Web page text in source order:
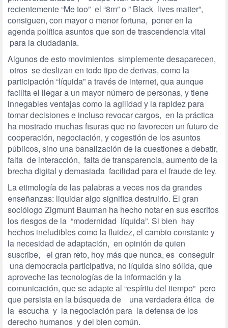
recientemente “Me too” el “8m” o ” Black lives matter”,
consiguen, con mayor o menor fortuna, poner en la
agenda política asuntos que son de trascendencia vital
para la ciudadanía.
Algunos de esto movimientos simplemente desaparecen,
otros se deslizan en todo tipo de derivas, como la
participación “líquida” a través de internet, qua aunque
facilita el llegar a un mayor número de personas, y tiene
innegables ventajas como la agilidad y la rapidez para
tomar decisiones e incluso revocar cargos, en la práctica
ha mostrado muchas fisuras que no favorecen un futuro de
cooperación, negociación, y cogestión de los asuntos
públicos, sino una banalización de la cuestiones a debatir,
falta de interacción, falta de transparencia, aumento de la
brecha digital y demasiada facilidad para el fraude de ley.
La etimología de las palabras a veces nos da grandes
enseñanzas: liquidar algo significa destruirlo. El gran
sociólogo Zigmunt Bauman ha hecho notar en sus escritos
los riesgos de la “modernidad líquida”. Si bien hay
hechos ineludibles como la fluidez, el cambio constante y
la necesidad de adaptación, en opinión de quien
suscribe, el gran reto, hoy más que nunca, es conseguir
una democracia participativa, no líquida sino sólida, que
aproveche las tecnologías de la información y la
comunicación, que se adapte al “espíritu del tiempo” pero
que persista en la búsqueda de una verdadera ética de
la escucha y la negociación para la defensa de los
derecho humanos y del bien común.